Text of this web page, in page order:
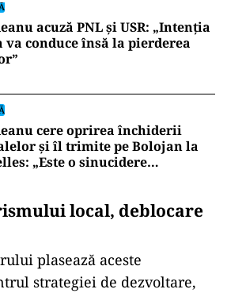
acuză PNL și USR: „Intenția
va conduce însă la pierderea
cere oprirea închiderii
și îl trimite pe Bolojan la
„Este o sinucidere
local, deblocare
plasează aceste
strategiei de dezvoltare,